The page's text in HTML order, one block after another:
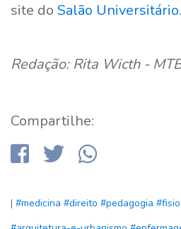
site do Salão Universitário.
Redação: Rita Wicth -
Compartilhe:
| #medicina #direito #pedagogia